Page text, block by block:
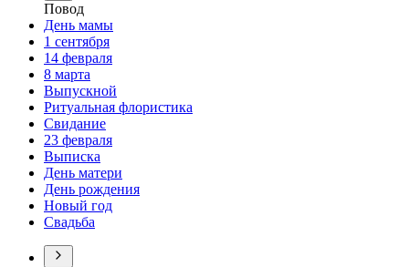
Повод
День мамы
1 сентября
14 февраля
8 марта
Выпускной
Ритуальная флористика
Свидание
23 февраля
Выписка
День матери
День рождения
Новый год
Свадьба